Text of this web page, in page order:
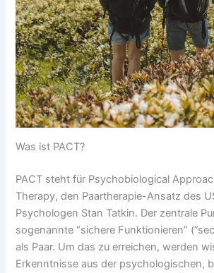
Was ist PACT?
PACT steht für Psychobiological
Therapy, den Paartherapie-Ansatz des
Psychologen Stan Tatkin. Der zentrale
sogenannte “sichere Funktionieren”
als Paar. Um das zu erreichen, werden
Erkenntnisse aus der psychologischen,